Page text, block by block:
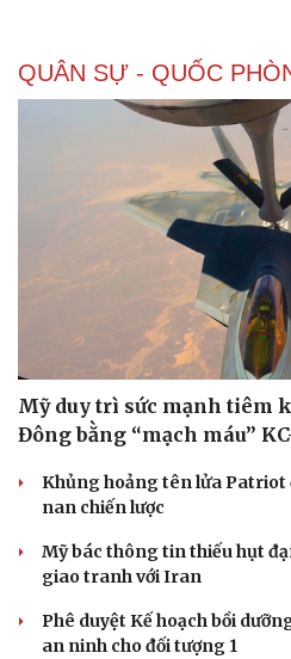
QUÂN SỰ - QUỐC
Mỹ duy trì sức mạnh tiêm
Đông bằng “mạch máu”
Khủng hoảng tên lửa Patriot
nan chiến lược
Mỹ bác thông tin thiếu hụt
giao tranh với Iran
Phê duyệt Kế hoạch bồi
an ninh cho đối tượng 1